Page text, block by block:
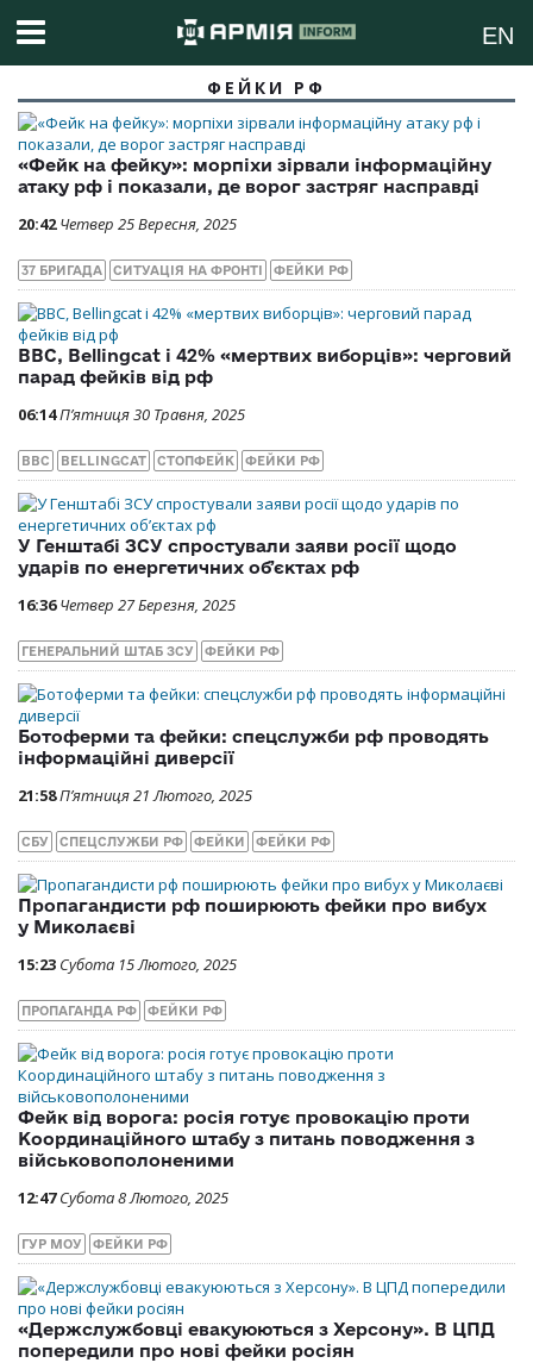
EN
ФЕЙКИ РФ
«Фейк на фейку»: морпіхи зірвали інформаційну
атаку рф і показали, де ворог застряг насправді
20:42 Четвер 25 Вересня, 2025
37 БРИГАДА СИТУАЦІЯ НА ФРОНТІ ФЕЙКИ РФ
ВВС, Bellingcat і 42% «мертвих виборців»: черговий
парад фейків від рф
06:14П’ятниця 30 Травня, 2025
BBC BELLINGCAT СТОПФЕЙК ФЕЙКИ РФ
У Генштабі ЗСУ спростували заяви росії щодо
ударів по енергетичних обʼєктах рф
16:36 Четвер 27 Березня, 2025
ГЕНЕРАЛЬНИЙ ШТАБ ЗСУ ФЕЙКИ РФ
Ботоферми та фейки: спецслужби рф проводять
інформаційні диверсії
21:58П’ятниця 21 Лютого, 2025
СБУ СПЕЦСЛУЖБИ РФ ФЕЙКИ ФЕЙКИ РФ
Пропагандисти рф поширюють фейки про вибух
у Миколаєві
15:23 Субота 15 Лютого, 2025
ПРОПАГАНДА РФ ФЕЙКИ РФ
Фейк від ворога: росія готує провокацію проти
Координаційного штабу з питань поводження з
військовополоненими
12:47 Субота 8 Лютого, 2025
ГУР МОУ ФЕЙКИ РФ
«Держслужбовці евакуюються з Херсону». В ЦПД
попередили про нові фейки росіян